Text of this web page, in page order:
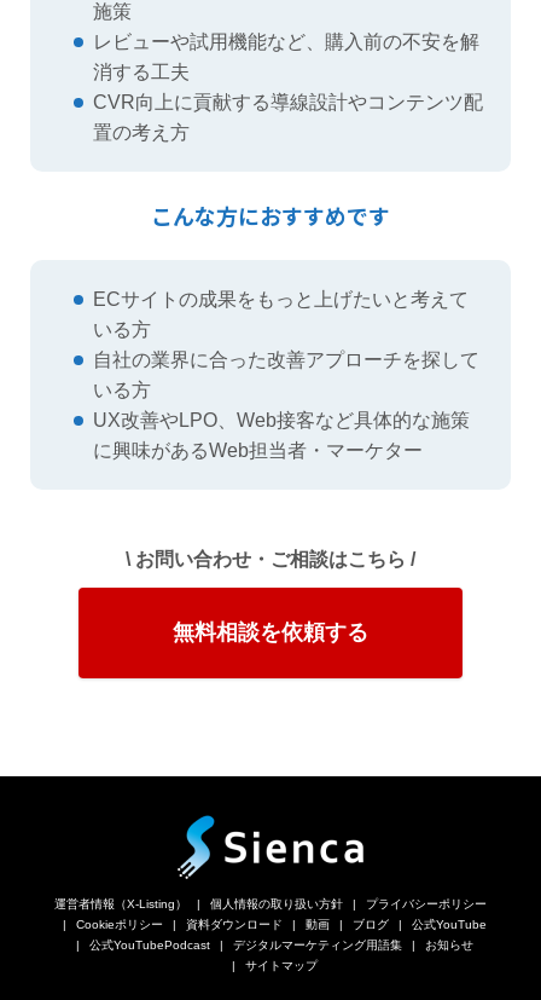
施策
レビューや試用機能など、購入前の不安を解
消する工夫
CVR向上に貢献する導線設計やコンテンツ配
置の考え方
こんな方におすすめです
ECサイトの成果をもっと上げたいと考えて
いる方
自社の業界に合った改善アプローチを探して
いる方
UX改善やLPO、Web接客など具体的な施策
に興味があるWeb担当者・マーケター
\ お問い合わせ・ご相談はこちら /
無料相談を依頼する
運営者情報（X-Listing） 個人情報の取り扱い方針
プライバシーポリシー
Cookieポリシー
資料ダウンロード 動画 ブログ
公式YouTube
公式YouTubePodcast
デジタルマーケティング用語集
お知らせ
サイトマップ